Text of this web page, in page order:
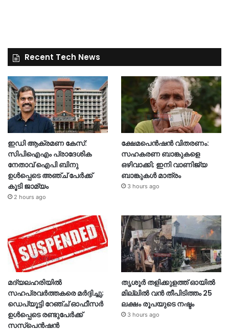
Recent Tech News
ഇഡി ആക്രമണ കേസ്:
സിപിഐഎം പ്രാദേശിക
നേതാവ് ഐപി ബിനു
ഉൾപ്പെടെ അഞ്ച് പേർക്ക്
കൂടി ജാമ്യം
2 hours ago
ക്ഷേമപെൻഷൻ വിതരണം:
സഹകരണ ബാങ്കുകളെ
ഒഴിവാക്കി; ഇനി വാണിജ്യ
ബാങ്കുകൾ മാത്രം
3 hours ago
മദ്യലഹരിയിൽ
സഹപ്രവർത്തകരെ മർദ്ദിച്ചു;
ഡെപ്യൂട്ടി റേഞ്ച് ഓഫീസർ
ഉൾപ്പെടെ രണ്ടുപേർക്ക്
സസ്‌പെൻഷൻ
തൃശൂര്‍ തളിക്കുളത്ത് ഓയില്‍
മില്ലില്‍ വൻ തീപിടിത്തം 25
ലക്ഷം രൂപയുടെ നഷ്ടം
3 hours ago